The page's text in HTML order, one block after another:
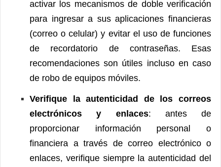
activar los mecanismos de doble verificación
para ingresar a sus aplicaciones financieras
(correo o celular) y evitar el uso de funciones
de recordatorio de contraseñas. Esas
recomendaciones son útiles incluso en caso
de robo de equipos móviles.
Verifique la autenticidad de los correos
electrónicos y enlaces: antes de
proporcionar información personal o
financiera a través de correo electrónico o
enlaces, verifique siempre la autenticidad del